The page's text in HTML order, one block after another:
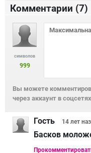
Комментарии (7)
символов
999
Вы можете
через аккаунт в
Гость 14 лет
Басков